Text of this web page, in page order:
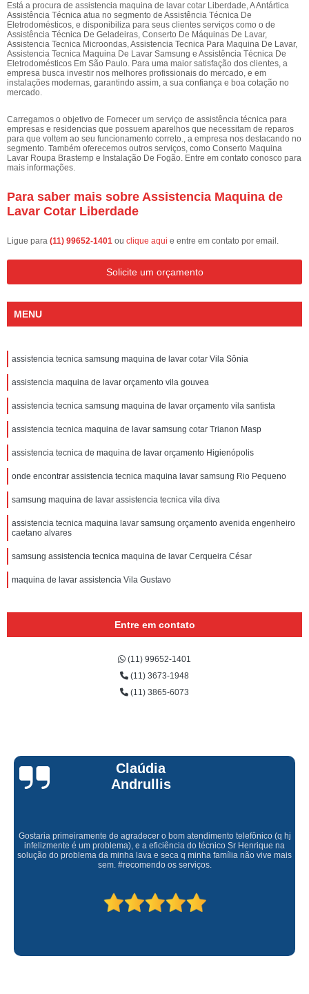
Está a procura de assistencia maquina de lavar cotar Liberdade, A Antártica
Assistência Técnica atua no segmento de Assistência Técnica De
Eletrodomésticos, e disponibiliza para seus clientes serviços como o de
Assistência Técnica De Geladeiras, Conserto De Máquinas De Lavar,
Assistencia Tecnica Microondas, Assistencia Tecnica Para Maquina De Lavar,
Assistencia Tecnica Maquina De Lavar Samsung e Assistência Técnica De
Eletrodomésticos Em São Paulo. Para uma maior satisfação dos clientes, a
empresa busca investir nos melhores profissionais do mercado, e em
instalações modernas, garantindo assim, a sua confiança e boa cotação no
mercado.
Carregamos o objetivo de Fornecer um serviço de assistência técnica para
empresas e residencias que possuem aparelhos que necessitam de reparos
para que voltem ao seu funcionamento correto., a empresa nos destacando no
segmento. Também oferecemos outros serviços, como Conserto Maquina
Lavar Roupa Brastemp e Instalação De Fogão. Entre em contato conosco para
mais informações.
Para saber mais sobre Assistencia Maquina de
Lavar Cotar Liberdade
Ligue para (11) 99652-1401 ou clique aqui e entre em contato por email.
Solicite um orçamento
MENU
assistencia tecnica samsung maquina de lavar cotar Vila Sônia
assistencia maquina de lavar orçamento vila gouvea
assistencia tecnica samsung maquina de lavar orçamento vila santista
assistencia tecnica maquina de lavar samsung cotar Trianon Masp
assistencia tecnica de maquina de lavar orçamento Higienópolis
onde encontrar assistencia tecnica maquina lavar samsung Rio Pequeno
samsung maquina de lavar assistencia tecnica vila diva
assistencia tecnica maquina lavar samsung orçamento avenida engenheiro
caetano alvares
samsung assistencia tecnica maquina de lavar Cerqueira César
maquina de lavar assistencia Vila Gustavo
Entre em contato
(11) 99652-1401
(11) 3673-1948
(11) 3865-6073
Claúdia
Andrullis
Gostaria primeiramente de agradecer o bom atendimento telefônico (q hj
infelizmente é um problema), e a eficiência do técnico Sr Henrique na
solução do problema da minha lava e seca q minha família não vive mais
sem. #recomendo os serviços.